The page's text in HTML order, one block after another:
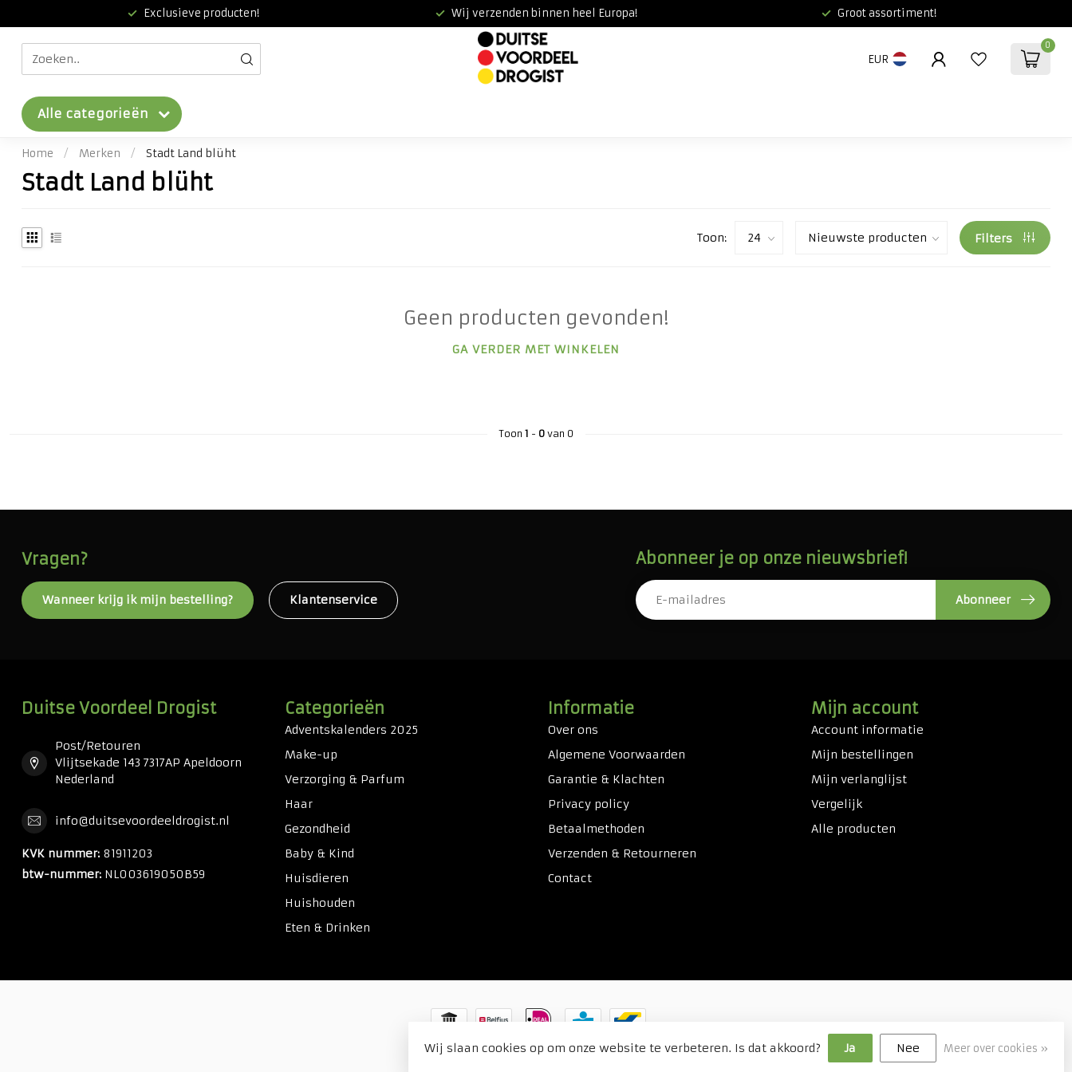
Exclusieve producten! Wij verzenden binnen heel Europa! Groot assortiment!
EUR
0
Alle categorieën
Home / Merken / Stadt Land blüht
Stadt Land blüht
Toon: Filters
Geen producten gevonden!
GA VERDER MET WINKELEN
Toon 1 - 0van 0
Vragen?
Wanneer krijg ik mijn bestelling? Klantenservice
Abonneer je op onze nieuwsbrief!
Abonneer
Duitse Voordeel Drogist
Post/Retouren
Vlijtsekade 143 7317AP Apeldoorn
Nederland
info@duitsevoordeeldrogist.nl
KVK nummer: 81911203
btw-nummer: NL003619050B59
Categorieën
Adventskalenders 2025
Make-up
Verzorging & Parfum
Haar
Gezondheid
Baby & Kind
Huisdieren
Huishouden
Eten & Drinken
Informatie
Over ons
Algemene Voorwaarden
Garantie & Klachten
Privacy policy
Betaalmethoden
Verzenden & Retourneren
Contact
Mijn account
Account informatie
Mijn bestellingen
Mijn verlanglijst
Vergelijk
Alle producten
© Copyright 2026 Duitse Voordeel Drogist
Wij slaan cookies op om onze website te verbeteren. Is dat akkoord? Ja Nee Meer over cookies »